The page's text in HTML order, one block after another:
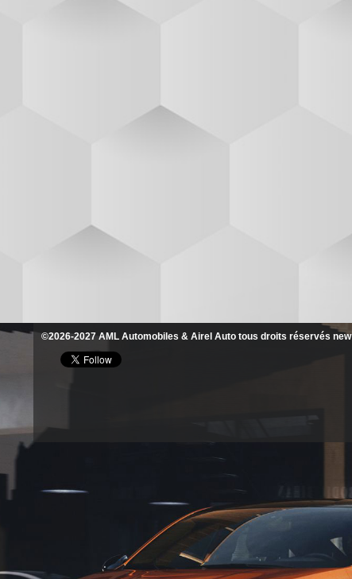
©2026-2027 AML Automobiles & Airel Auto tous droits réservés new